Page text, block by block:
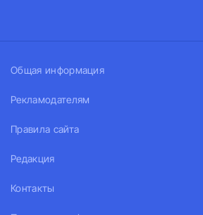
Общая информация
Рекламодателям
Правила сайта
Редакция
Контакты